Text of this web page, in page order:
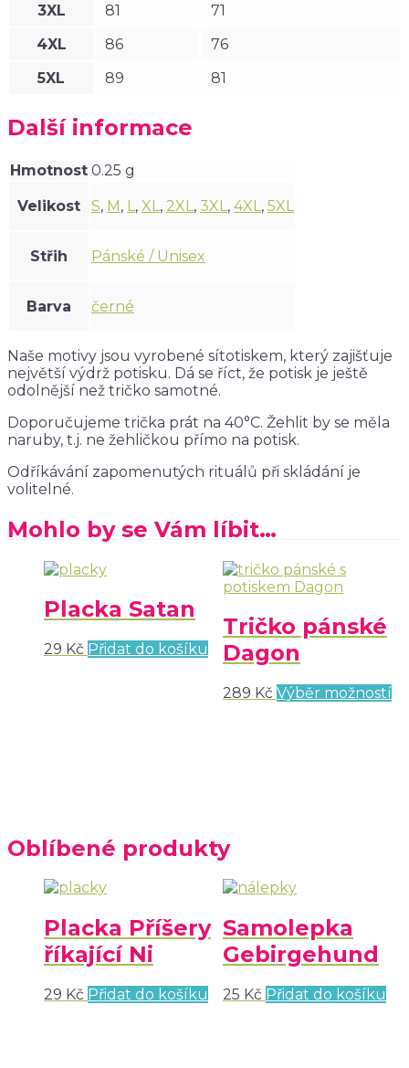
3XL 81
71
4XL
86
76
5XL
89 81
Další informace
Hmotnost 0.25 g
Velikost S, M, L , XL , 2XL , 3XL , 4XL , 5XL
Střih Pánské / Unisex
Barva černé
Naše motivy jsou vyrobené sítotiskem, který zajišťuje
největší výdrž potisku. Dá se říct, že potisk je ještě
odolnější než tričko samotné.
Doporučujeme trička prát na 40°C. Žehlit by se měla
naruby, t.j. ne žehličkou přímo na potisk.
Odříkávání zapomenutých rituálů při skládání je
volitelné.
Mohlo by se Vám líbit…
Placka Satan
29 Kč Přidat do košíku
Tričko pánské
Dagon
289 Kč Výběr možností
Oblíbené produkty
Placka Příšery
říkající Ni
29 Kč Přidat do košíku
Samolepka
Gebirgehund
25 Kč Přidat do košíku